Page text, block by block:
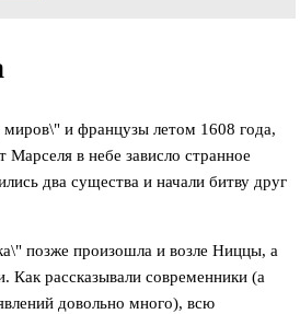
и французы летом 1608 года,
Марселя в небе зависло странное
два существа и начали битву друг
позже произошла и возле Ниццы, а
Как рассказывали современники (а
довольно много), всю